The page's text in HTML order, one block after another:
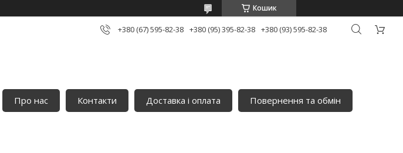
Кошик
+380 (67) 595-82-38 +380 (95) 395-82-38 +380 (93) 595-82-38
Про нас Контакти Доставка і оплата Повернення та обмін